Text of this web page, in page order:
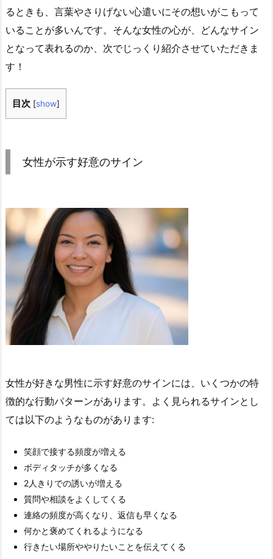
るときも、言葉やさりげない心遣いにその想いがこもって
いることが多いんです。そんな女性の心が、どんなサイン
となって表れるのか、次でじっくり紹介させていただきま
す！
目次 [show]
女性が示す好意のサイン
女性が好きな男性に示す好意のサインには、いくつかの特
徴的な行動パターンがあります。よく見られるサインとし
ては以下のようなものがあります:
笑顔で接する頻度が増える
ボディタッチが多くなる
2人きりでの誘いが増える
質問や相談をよくしてくる
連絡の頻度が高くなり、返信も早くなる
何かと褒めてくれるようになる
行きたい場所ややりたいことを伝えてくる